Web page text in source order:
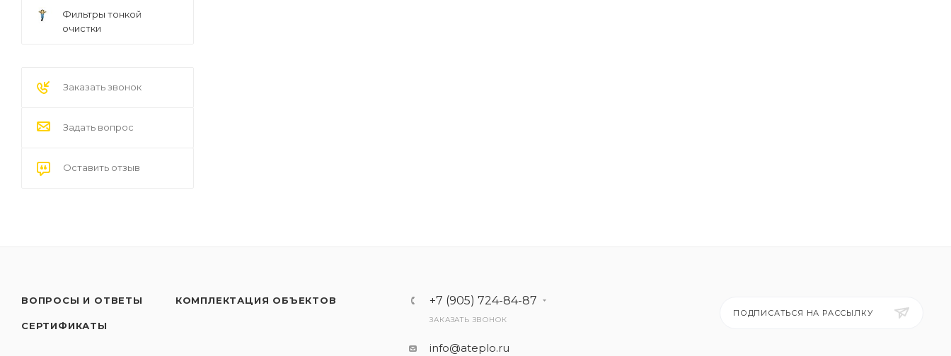
Фильтры тонкой
очистки
Заказать звонок
Задать вопрос
Оставить отзыв
ВОПРОСЫ И ОТВЕТЫ КОМПЛЕКТАЦИЯ ОБЪЕКТОВ
СЕРТИФИКАТЫ
+7 (905) 724-84-87
ЗАКАЗАТЬ ЗВОНОК
info@ateplo.ru
ПОДПИСАТЬСЯ НА РАССЫЛКУ